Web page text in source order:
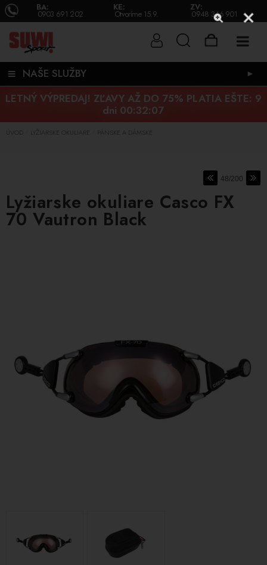
BA:
0903 691 202
KE:
Otvoríme 15.9.
ZV:
0948 346 901
NAŠE SLUŽBY ►
LETNÝ VÝPREDAJ! ZĽAVY AŽ DO 75% PLATIA EŠTE: 9
dni 00:32:06
ÚVOD LYŽIARSKE OKULIARE PÁNSKE A DÁMSKE
48/200
Lyžiarske okuliare Casco FX
70 Vautron Black